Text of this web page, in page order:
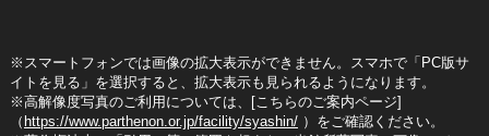
※スマートフォンでは画像の拡大表示ができません。スマホで「PC版サ
イトを見る」を選択すると、拡大表示も見られるようになります。
※高解像度写真のご利用については、[こちらのご案内ページ]
（ https://www.parthenon.or.jp/facility/syashin/）をご確認ください。